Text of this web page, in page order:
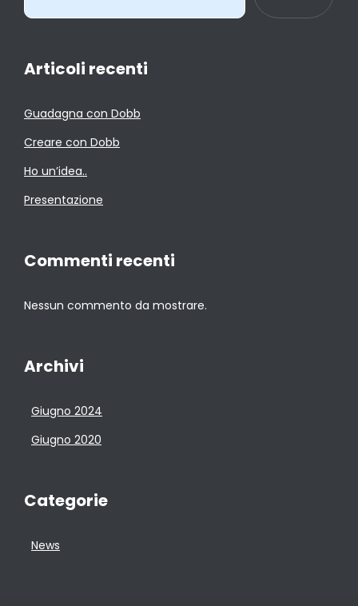
Articoli recenti
Guadagna con Dobb
Creare con Dobb
Ho un’idea..
Presentazione
Commenti recenti
Nessun commento da mostrare.
Archivi
Giugno 2024
Giugno 2020
Categorie
News